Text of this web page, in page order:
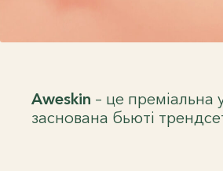
Aweskin – це преміальна
заснована бьюті